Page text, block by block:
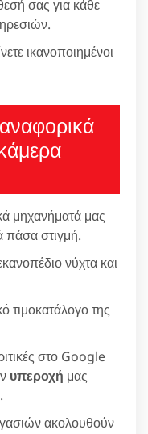
σας για κάθε
ικανοποιημένοι
αναφορικά
μηχανήματά μας
πάσα στιγμή.
νύχτα και
τιμοκατάλογο της
στο Google
υπεροχή μας
ακολουθούν